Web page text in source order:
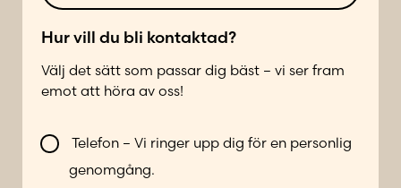
*
e
o
n
u
Hur vill du bli kontaktad?
Välj det sätt som passar dig bäst – vi ser fram
emot att höra av oss!
V
i
Telefon – Vi ringer upp dig för en personlig
genomgång.